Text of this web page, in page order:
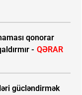
qonorar
- QƏRAR
gücləndirmək